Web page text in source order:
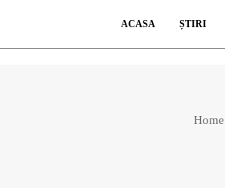
ACASA ȘTIRI
Home